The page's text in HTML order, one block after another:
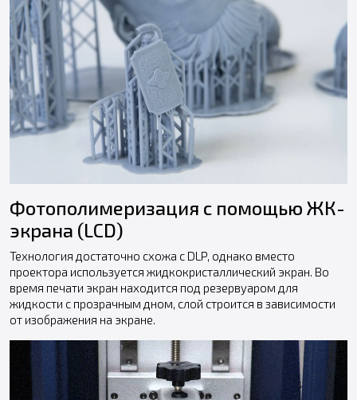
Фотополимеризация с помощью ЖК-
экрана (LCD)
Технология достаточно схожа с DLP, однако вместо
проектора используется жидкокристаллический экран. Во
время печати экран находится под резервуаром для
жидкости с прозрачным дном, слой строится в зависимости
от изображения на экране.